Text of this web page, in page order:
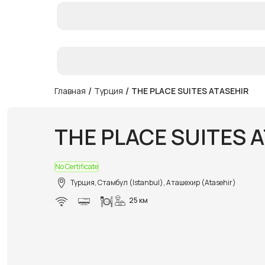
Главная / Турция / THE PLACE SUITES ATASEHIR
THE PLACE SUITES
No Certificate
Турция, Стамбул (Istanbul), Аташехир (Atasehir)
25 км